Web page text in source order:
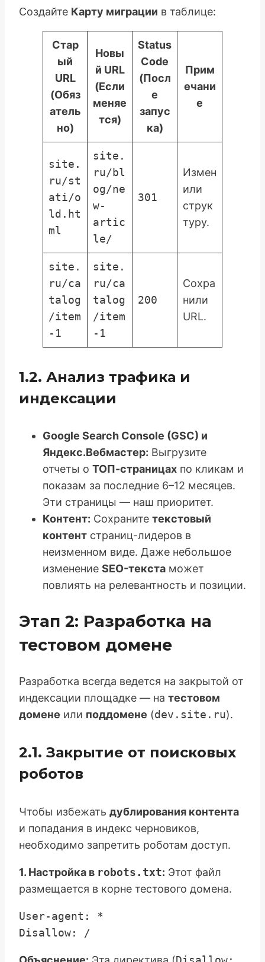
Создайте Карту миграции в таблице:
Стар
ый
URL
(Обяз
атель
но)
Новы
й URL
(Если
меняе
тся)
Status
Code
(Посл
е
запус
ка)
Прим
ечани
е
site.
ru/st
ati/o
ld.ht
ml
site.
ru/bl
og/ne
w-
artic
le/
301
Измен
или
струк
туру.
site.
ru/ca
talog
/item
-1
site.
ru/ca
talog
/item
-1
200
Сохра
нили
URL.
1.2. Анализ трафика и
индексации
Google Search Console (GSC) и
Яндекс.Вебмастер: Выгрузите
отчеты о ТОП-страницах по кликам и
показам за последние 6–12 месяцев.
Эти страницы — наш приоритет.
Контент: Сохраните текстовый
контент страниц-лидеров в
неизменном виде. Даже небольшое
изменение SEO-текста может
повлиять на релевантность и позиции.
Этап 2: Разработка на
тестовом домене
Разработка всегда ведется на закрытой от
индексации площадке — на тестовом
домене или поддомене (dev.site.ru).
2.1. Закрытие от поисковых
роботов
Чтобы избежать дублирования контента
и попадания в индекс черновиков,
необходимо запретить роботам доступ.
1. Настройка в robots.txt: Этот файл
размещается в корне тестового домена.
User-agent: *